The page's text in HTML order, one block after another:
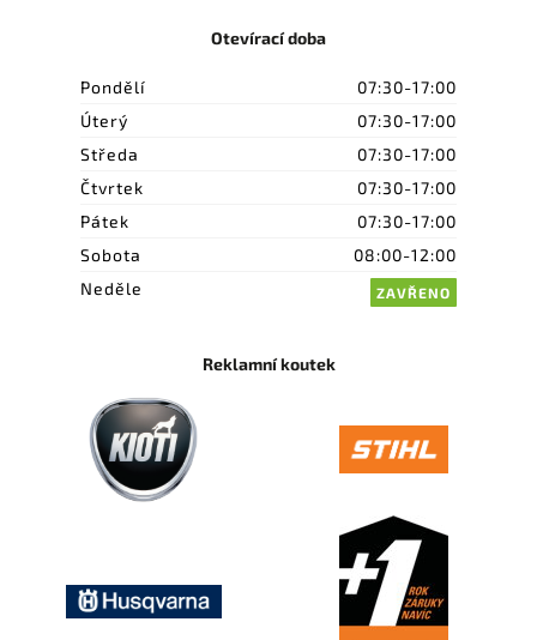
Otevírací doba
Pondělí
07:30-17:00
Úterý
07:30-17:00
Středa
07:30-17:00
Čtvrtek
07:30-17:00
Pátek
07:30-17:00
Sobota
08:00-12:00
Neděle
ZAVŘENO
Reklamní koutek